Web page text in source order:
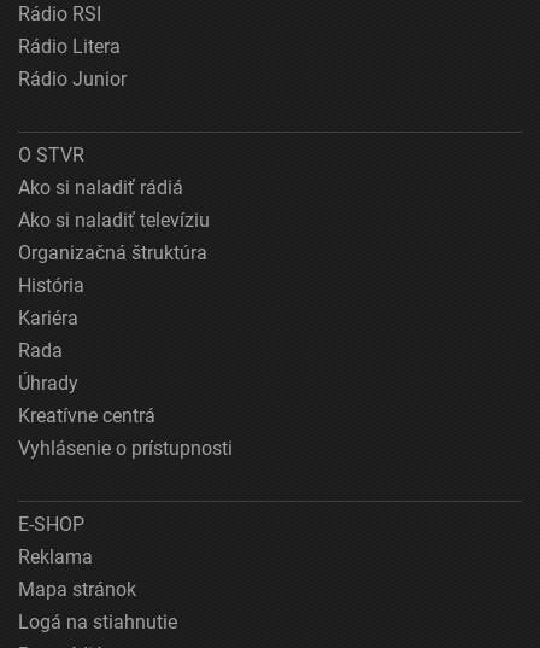
Rádio RSI
Rádio Litera
Rádio Junior
O STVR
Ako si naladiť rádiá
Ako si naladiť televíziu
Organizačná štruktúra
História
Kariéra
Rada
Úhrady
Kreatívne centrá
Vyhlásenie o prístupnosti
E-SHOP
Reklama
Mapa stránok
Logá na stiahnutie